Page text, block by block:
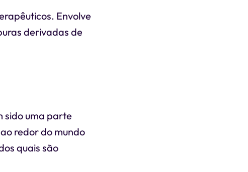
Envolve
derivadas de
sido uma parte
redor do mundo
quais são